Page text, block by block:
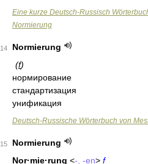
Eine kurze Deutsch-Russisch
Normierung
14
Normierung
(f)
нормирование
стандартизация
унификация
Deutsch-Russische Wörterbuch von
15
Normierung
Nor·mie·rung <-, -en> f